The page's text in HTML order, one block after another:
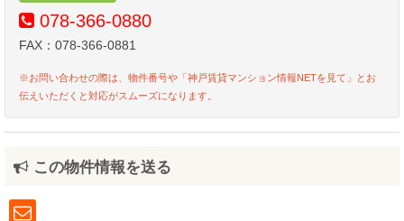
078-366-0880
FAX：078-366-0881
※お問い合わせの際は、物件番号や「神戸賃貸マンション情報NETを見て」とお
伝えいただくと対応がスムーズになります。
この物件情報を送る